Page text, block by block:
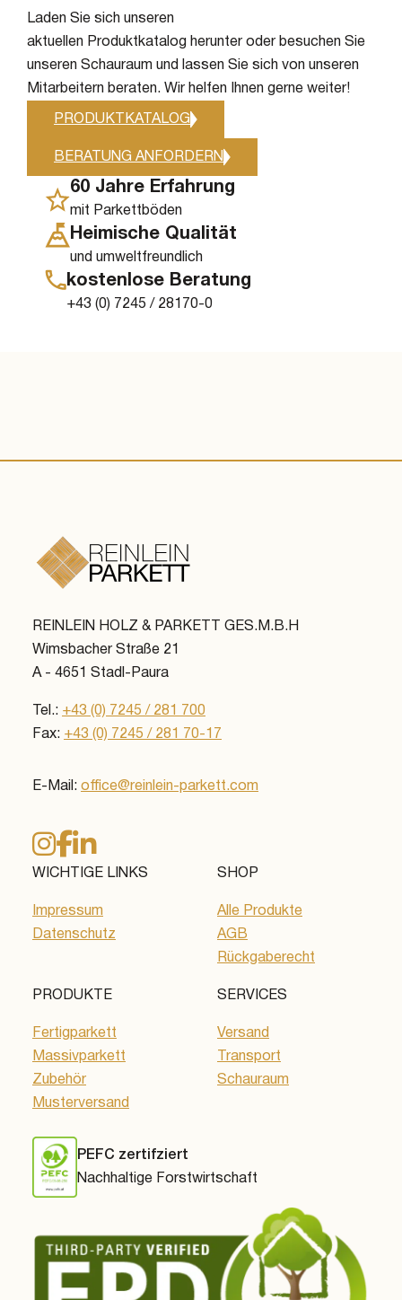
Laden Sie sich unseren
aktuellen Produktkatalog herunter oder besuchen Sie
unseren Schauraum und lassen Sie sich von unseren
Mitarbeitern beraten. Wir helfen Ihnen gerne weiter!
PRODUKTKATALOG
BERATUNG ANFORDERN
60 Jahre Erfahrung
mit Parkettböden
Heimische Qualität
und umweltfreundlich
kostenlose Beratung
+43 (0) 7245 / 28170-0
REINLEIN HOLZ & PARKETT GES.M.B.H
Wimsbacher Straße 21
A - 4651 Stadl-Paura
Tel.: +43 (0) 7245 / 281 700
Fax: +43 (0) 7245 / 281 70-17
E-Mail: office@reinlein-parkett.com
WICHTIGE LINKS
Impressum
Datenschutz
SHOP
Alle Produkte
AGB
Rückgaberecht
PRODUKTE
Fertigparkett
Massivparkett
Zubehör
Musterversand
SERVICES
Versand
Transport
Schauraum
PEFC zertifziert
Nachhaltige Forstwirtschaft